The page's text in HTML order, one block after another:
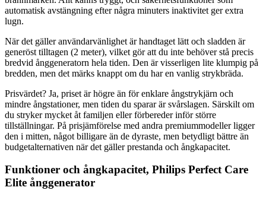
automatisk avstängning efter några minuters inaktivitet ger extra
lugn.
När det gäller användarvänlighet är handtaget lätt och sladden är
generöst tilltagen (2 meter), vilket gör att du inte behöver stå precis
bredvid ånggeneratorn hela tiden. Den är visserligen lite klumpig på
bredden, men det märks knappt om du har en vanlig strykbräda.
Prisvärdet? Ja, priset är högre än för enklare ångstrykjärn och
mindre ångstationer, men tiden du sparar är svårslagen. Särskilt om
du stryker mycket åt familjen eller förbereder inför större
tillställningar. På prisjämförelse med andra premiummodeller ligger
den i mitten, något billigare än de dyraste, men betydligt bättre än
budgetalternativen när det gäller prestanda och ångkapacitet.
Funktioner och ångkapacitet, Philips Perfect Care
Elite ånggenerator